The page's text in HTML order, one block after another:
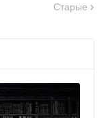
Старые